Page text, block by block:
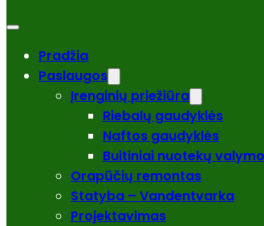
Pradžia
Paslaugos
Įrenginių priežiūra
Riebalų gaudyklės
Naftos gaudyklės
Buitiniai nuotekų
Orapūčių remontas
Statyba – Vandentvarka
Projektavimas